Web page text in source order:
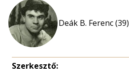
Deák B. Ferenc (39)
Szerkesztő: